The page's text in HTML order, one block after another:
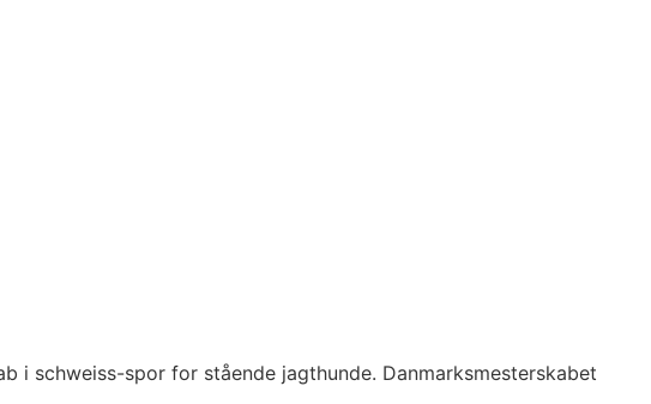
i schweiss-spor for stående jagthunde. Danmarksmesterskabet